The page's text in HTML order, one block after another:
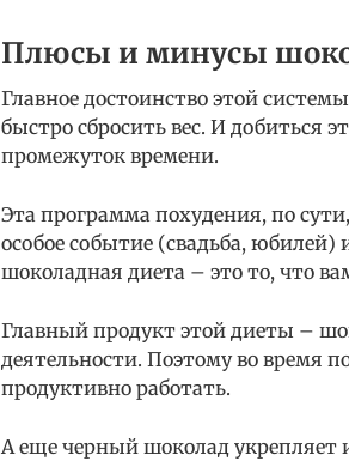
Плюсы и минусы
Главное достоинство этой
быстро сбросить вес. И добиться
промежуток времени.
Эта программа похудения, по
особое событие (свадьба,
шоколадная диета – это то, что
Главный продукт этой диеты –
деятельности. Поэтому во время
продуктивно работать.
А еще черный шоколад